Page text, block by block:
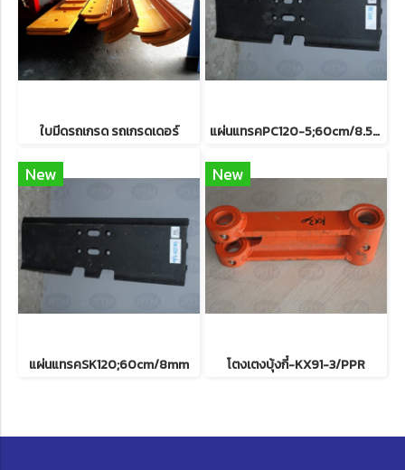
ใบมีดรถเกรด รถเกรดเดอร์ แผ่นแทรคPC120-5;60cm/8.5mm
New
แผ่นแทรคSK120;60cm/8mm
New
โตงเตงบุ้งกี๋-KX91-3/PPR